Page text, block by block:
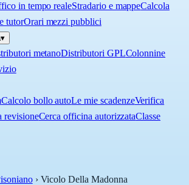
in tempo realeStradario e mappeCalcola
tutorOrari mezzi pubblici
▾
metanoDistributori GPLColonnine
Calcolo bollo autoLe mie scadenzeVerifica
revisioneCerca officina autorizzataClasse
› Vicolo Della Madonna